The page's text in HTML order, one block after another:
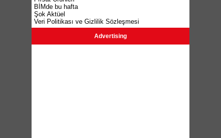
BİMde bu hafta
Şok Aktüel
Veri Politikası ve Gizlilik Sözleşmesi
Advertising